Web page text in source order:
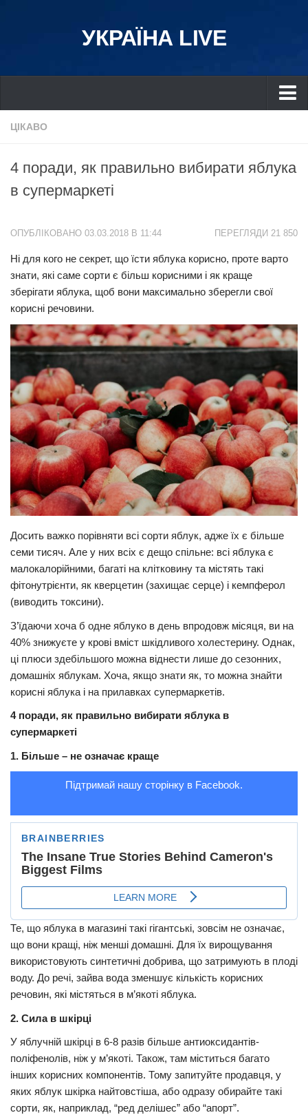
УКРАЇНА LIVE
Україна
Дніпро
Львів
Харків
Донбас
Одеса
Схід
Прикарпаття
Економіка
Політика
Світ
Цікаво
Наука
Технології
Історії
Здоров’я
Події
Трагедії
Курйози
Суспільство
Культура
Шоу-біз
#Війна
ЦІКАВО
4 поради, як правильно вибирати яблука
в супермаркеті
ПЕРЕГЛЯДИ 21 850
ОПУБЛІКОВАНО 03.03.2018 В 11:44
Ні для кого не секрет, що їсти яблука корисно, проте варто
знати, які саме сорти є більш корисними і як краще
зберігати яблука, щоб вони максимально зберегли свої
корисні речовини.
Досить важко порівняти всі сорти яблук, адже їх є більше
семи тисяч. Але у них всіх є дещо спільне: всі яблука є
малокалорійними, багаті на клітковину та містять такі
фітонутрієнти, як кверцетин (захищає серце) і кемпферол
(виводить токсини).
З’їдаючи хоча б одне яблуко в день впродовж місяця, ви на
40% знижуєте у крові вміст шкідливого холестерину. Однак,
ці плюси здебільшого можна віднести лише до сезонних,
домашніх яблукам. Хоча, якщо знати як, то можна знайти
корисні яблука і на прилавках супермаркетів.
4 поради, як правильно вибирати яблука в
супермаркеті
1. Більше – не означає краще
Підтримай нашу сторінку в Facebook.
Те, що яблука в магазині такі гігантські, зовсім не означає,
що вони кращі, ніж менші домашні. Для їх вирощування
використовують синтетичні добрива, що затримують в плоді
воду. До речі, зайва вода зменшує кількість корисних
речовин, які містяться в м’якоті яблука.
2. Сила в шкірці
У яблучній шкірці в 6-8 разів більше антиоксидантів-
поліфенолів, ніж у м’якоті. Також, там міститься багато
інших корисних компонентів. Тому запитуйте продавця, у
яких яблук шкірка найтовстіша, або одразу обирайте такі
сорти, як, наприклад, “ред делішес” або “апорт”.